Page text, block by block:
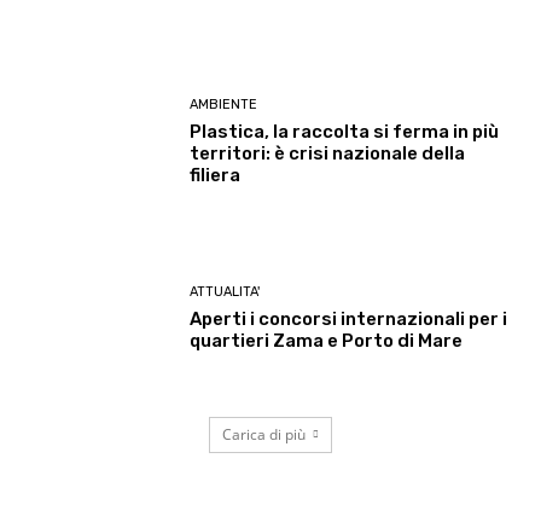
AMBIENTE
Plastica, la raccolta si ferma in più
territori: è crisi nazionale della
filiera
ATTUALITA'
Aperti i concorsi internazionali per i
quartieri Zama e Porto di Mare
Carica di più